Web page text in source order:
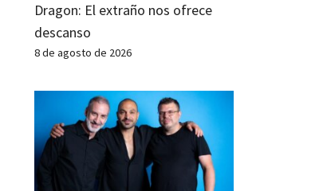
Dragon: El extraño nos ofrece
descanso
8 de agosto de 2026